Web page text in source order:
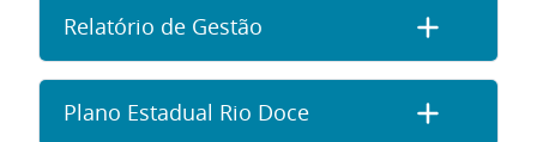
Relatório de Gestão
Plano Estadual Rio Doce